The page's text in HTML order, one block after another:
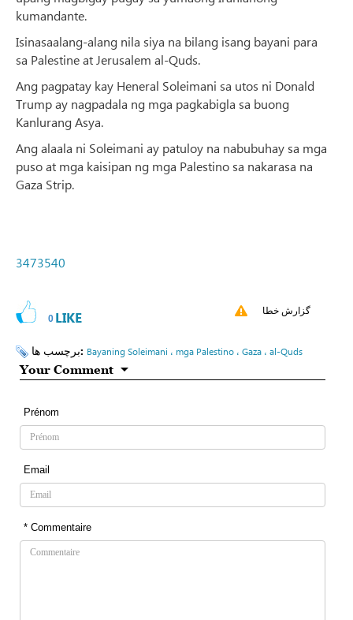
kumandante.
Isinasaalang-alang nila siya na bilang isang bayani para
sa Palestine at Jerusalem al-Quds.
Ang pagpatay kay Heneral Soleimani sa utos ni Donald
Trump ay nagpadala ng mga pagkabigla sa buong
Kanlurang Asya.
Ang alaala ni Soleimani ay patuloy na nabubuhay sa mga
puso at mga kaisipan ng mga Palestino sa nakarasa na
Gaza Strip.
3473540
0 LIKE گزارش خطا
برچسب ها: Bayaning Soleimani ، mga Palestino ، Gaza ، al-Quds
Your Comment
Prénom
Email
* Commentaire